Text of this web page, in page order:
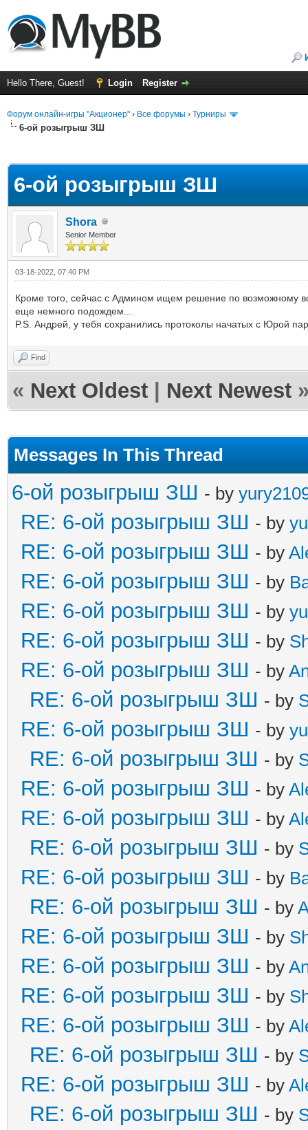
Hello There, Guest! Login Register
Форум онлайн-игры "Акционер" › Все форумы › Турниры
6-ой розыгрыш ЗШ
6-ой розыгрыш ЗШ
Shora
Senior Member
03-18-2022, 07:40 PM
Кроме того, сейчас с Админом ищем решение по возможному
еще немного подождем...
P.S. Андрей, у тебя сохранились протоколы начатых с Юрой
Find
« Next Oldest Next Newest
Messages In This Thread
6-ой розыгрыш ЗШ - by
RE: 6-ой розыгрыш ЗШ - by
RE: 6-ой розыгрыш ЗШ - by
RE: 6-ой розыгрыш ЗШ - by
RE: 6-ой розыгрыш ЗШ - by
RE: 6-ой розыгрыш ЗШ - by
RE: 6-ой розыгрыш ЗШ - by
RE: 6-ой розыгрыш ЗШ - by
RE: 6-ой розыгрыш ЗШ - by
RE: 6-ой розыгрыш ЗШ - by
RE: 6-ой розыгрыш ЗШ - by
RE: 6-ой розыгрыш ЗШ - by
RE: 6-ой розыгрыш ЗШ - by
RE: 6-ой розыгрыш ЗШ - by
RE: 6-ой розыгрыш ЗШ - by
RE: 6-ой розыгрыш ЗШ - by
RE: 6-ой розыгрыш ЗШ - by
RE: 6-ой розыгрыш ЗШ - by
RE: 6-ой розыгрыш ЗШ - by
RE: 6-ой розыгрыш ЗШ - by
RE: 6-ой розыгрыш ЗШ - by
RE: 6-ой розыгрыш ЗШ - by